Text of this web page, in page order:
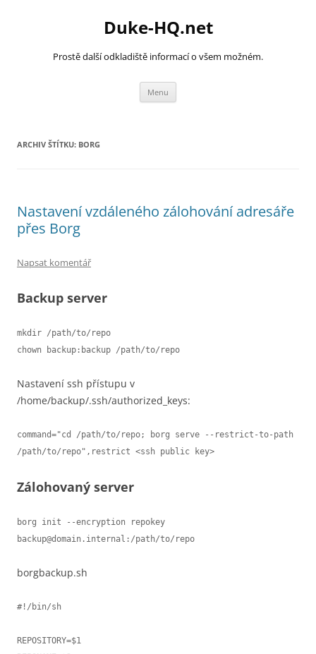
Duke-HQ.net
Prostě další odkladiště informací o všem možném.
Menu
ARCHIV ŠTÍTKU: BORG
Nastavení vzdáleného zálohování adresáře
přes Borg
Napsat komentář
Backup server
mkdir /path/to/repo
chown backup:backup /path/to/repo
Nastavení ssh přístupu v
/home/backup/.ssh/authorized_keys:
command="cd /path/to/repo; borg serve --restrict-to-path
/path/to/repo",restrict <ssh public key>
Zálohovaný server
borg init --encryption repokey
backup@domain.internal:/path/to/repo
borgbackup.sh
#!/bin/sh
REPOSITORY=$1